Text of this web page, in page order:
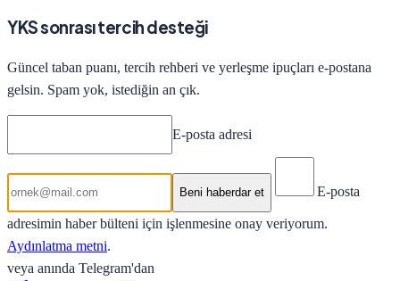
YKS sonrası tercih desteği
Güncel taban puanı, tercih rehberi ve yerleşme ipuçları e-postana
gelsin. Spam yok, istediğin an çık.
E-posta adresi
Beni haberdar et E-posta
adresimin haber bülteni için işlenmesine onay veriyorum.
Aydınlatma metni.
veya anında Telegram'dan